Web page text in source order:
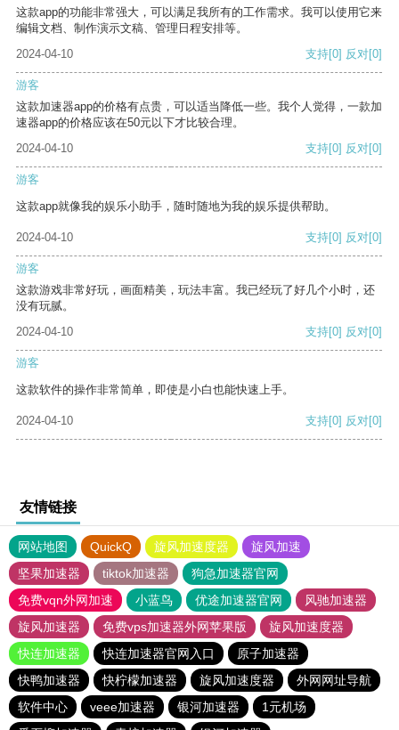
这款app的功能非常强大，可以满足我所有的工作需求。我可以使用它来
编辑文档、制作演示文稿、管理日程安排等。
2024-04-10
支持[0] 反对[0]
游客
这款加速器app的价格有点贵，可以适当降低一些。我个人觉得，一款加
速器app的价格应该在50元以下才比较合理。
2024-04-10
支持[0] 反对[0]
游客
这款app就像我的娱乐小助手，随时随地为我的娱乐提供帮助。
2024-04-10 支持[0] 反对[0]
游客
这款游戏非常好玩，画面精美，玩法丰富。我已经玩了好几个小时，还
没有玩腻。
2024-04-10
支持[0] 反对[0]
游客
这款软件的操作非常简单，即使是小白也能快速上手。
2024-04-10 支持[0] 反对[0]
友情链接
网站地图 QuickQ 旋风加速度器
旋风加速
坚果加速器
tiktok加速器
狗急加速器官网
免费vqn外网加速
小蓝鸟 优途加速器官网
风驰加速器
旋风加速器
免费vps加速器外网苹果版
旋风加速度器
快连加速器
快连加速器官网入口
原子加速器
快鸭加速器
快柠檬加速器 旋风加速度器
外网网址导航
软件中心
veee加速器 银河加速器
1元机场